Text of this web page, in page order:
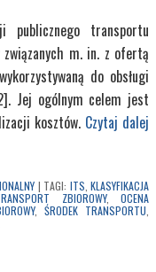
publicznego transportu
m. in. z ofertą
do obsługi
Jej ogólnym celem jest
kosztów. Czytaj dalej
| TAGI: ITS ,KLASYFIKACJA
ZBIOROWY,OCENA
, ŚRODEK TRANSPORTU